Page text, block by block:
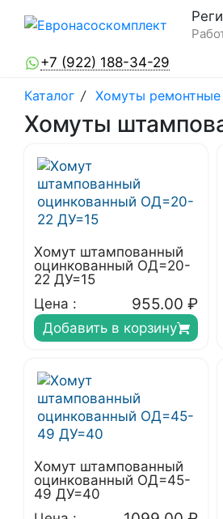
+7 (922) 188-34-29
Каталог / Хомуты ремонтные
Хомуты
Хомут штампованный
оцинкованный ОД=20-
22 ДУ=15
Цена :
955.00 ₽
Добавить в корзину
Хомут штампованный
оцинкованный ОД=45-
49 ДУ=40